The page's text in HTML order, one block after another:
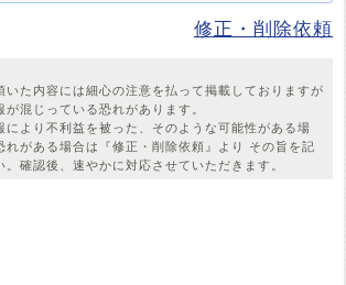
修正・削除依頼
いた内容には細心の注意を払って掲載しておりますが
混じっている恐れがあります。
により不利益を被った、そのような可能性がある場
れがある場合は『修正・削除依頼』より その旨を記
確認後、速やかに対応させていただきます。